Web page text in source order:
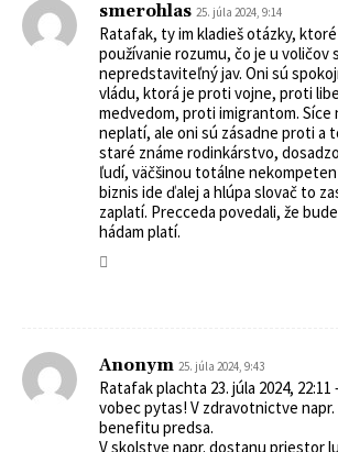
smerohlas 25. júla 2024, 9:14
Ratafak, ty im kladieš otázky,
používanie rozumu, čo je u voličov
nepredstaviteľný jav. Oni sú
vládu, ktorá je proti vojne, proti
medvedom, proti imigrantom. Síce
neplatí, ale oni sú zásadne proti a
staré známe rodinkárstvo,
ľudí, väčšinou totálne
biznis ide ďalej a hlúpa slovač to
zaplatí. Precceda povedali, že
hádam platí.
Anonym 25. júla 2024, 9:43
Ratafak plachta 23. júla 2024,
vobec pytas! V zdravotnictve
benefitu predsa.
V skolstve napr. dostanu priestor